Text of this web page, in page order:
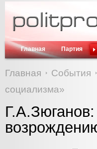
Главная Партия
Главная События
социализма»